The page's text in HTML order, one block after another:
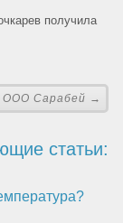
получила
ООО Сарабей →
статьи: